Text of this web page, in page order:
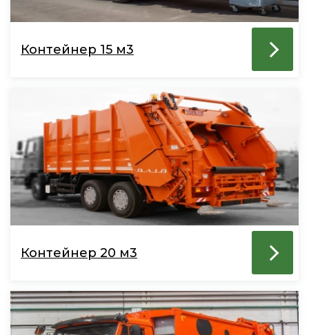
Контейнер 15 м3
Контейнер 20 м3